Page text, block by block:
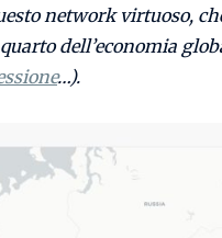
network virtuoso,
dell’economia
…).